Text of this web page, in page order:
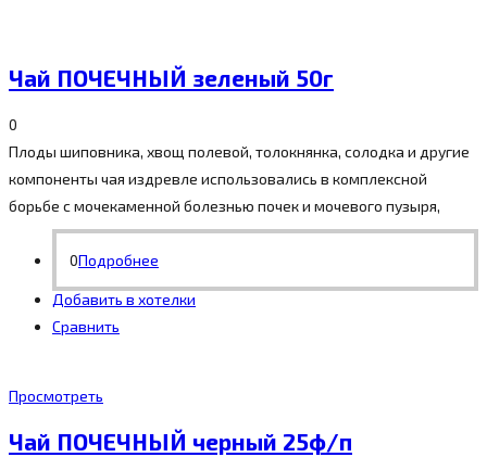
Чай ПОЧЕЧНЫЙ зеленый 50г
0
Плоды шиповника, хвощ полевой, толокнянка, солодка и другие
компоненты чая издревле использовались в комплексной
борьбе с мочекаменной болезнью почек и мочевого пузыря,
0Подробнее
Добавить в хотелки
Сравнить
Просмотреть
Чай ПОЧЕЧНЫЙ черный 25ф/п